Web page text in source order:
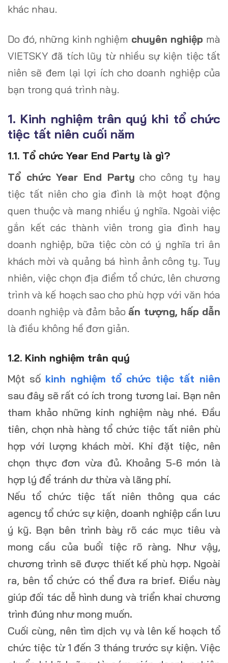
khác nhau.
Do đó, những kinh nghiệm chuyên nghiệp mà
VIETSKY đã tích lũy từ nhiều sự kiện tiệc tất
niên sẽ đem lại lợi ích cho doanh nghiệp của
bạn trong quá trình này.
1. Kinh nghiệm trân quý khi tổ chức
tiệc tất niên cuối năm
1.1. Tổ chức Year End Party là gì?
Tổ chức Year End Party cho công ty hay
tiệc tất niên cho gia đình là một hoạt động
quen thuộc và mang nhiều ý nghĩa. Ngoài việc
gắn kết các thành viên trong gia đình hay
doanh nghiệp, bữa tiệc còn có ý nghĩa tri ân
khách mời và quảng bá hình ảnh công ty. Tuy
nhiên, việc chọn địa điểm tổ chức, lên chương
trình và kế hoạch sao cho phù hợp với văn hóa
doanh nghiệp và đảm bảo ấn tượng, hấp dẫn
là điều không hề đơn giản.
1.2. Kinh nghiệm trân quý
Một số kinh nghiệm tổ chức tiệc tất niên
sau đây sẽ rất có ích trong tương lai. Bạn nên
tham khảo những kinh nghiệm này nhé. Đầu
tiên, chọn nhà hàng tổ chức tiệc tất niên phù
hợp với lượng khách mời. Khi đặt tiệc, nên
chọn thực đơn vừa đủ. Khoảng 5-6 món là
hợp lý để tránh dư thừa và lãng phí.
Nếu tổ chức tiệc tất niên thông qua các
agency tổ chức sự kiện, doanh nghiệp cần lưu
ý kỹ. Bạn bên trình bày rõ các mục tiêu và
mong cầu của buổi tiệc rõ ràng. Như vậy,
chương trình sẽ được thiết kế phù hợp. Ngoài
ra, bên tổ chức có thể đưa ra brief. Điều này
giúp đối tác dễ hình dung và triển khai chương
trình đúng như mong muốn.
Cuối cùng, nên tìm dịch vụ và lên kế hoạch tổ
chức tiệc từ 1 đến 3 tháng trước sự kiện. Việc